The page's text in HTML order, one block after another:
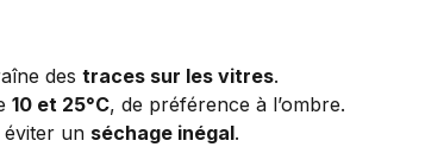
des traces sur les vitres.
10 et 25°C, de préférence à l’ombre.
un séchage inégal.